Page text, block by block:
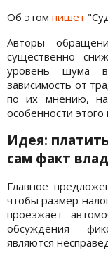
Об этом пишет
Авторы
существенно
уровень шума
зависимость от
по их мнению,
особенности этого
Идея:
сам факт
Главное
чтобы размер
проезжает
обсуждения
являются